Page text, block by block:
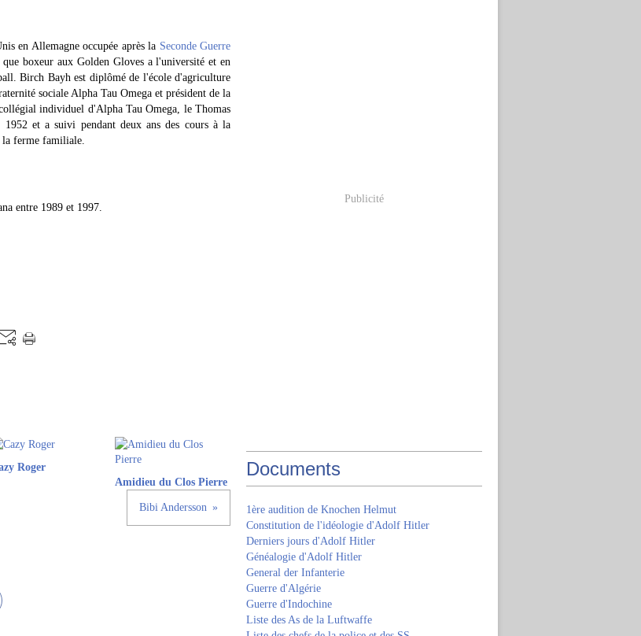
en Allemagne occupée après la Seconde Guerre
boxeur aux Golden Gloves a l'université et en
Birch Bayh est diplômé de l'école d'agriculture
sociale Alpha Tau Omega et président de la
individuel d'Alpha Tau Omega, le Thomas
et a suivi pendant deux ans des cours à la
la ferme familiale.
entre 1989 et 1997.
Roger
Amidieu du Clos Pierre
Bibi Andersson
Publicité
Documents
1ère audition de Knochen Helmut
Constitution de l'idéologie d'Adolf Hitler
Derniers jours d'Adolf Hitler
Généalogie d'Adolf Hitler
General der Infanterie
Guerre d'Algérie
Guerre d'Indochine
Liste des As de la Luftwaffe